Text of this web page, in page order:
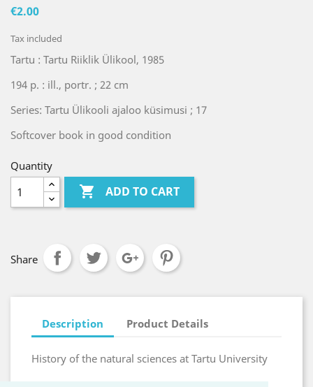
€2.00
Tax included
Tartu : Tartu Riiklik Ülikool, 1985
194 p. : ill., portr. ; 22 cm
Series: Tartu Ülikooli ajaloo küsimusi ; 17
Softcover book in good condition
Quantity
 ADD TO CART
Share
Description Product Details
History of the natural sciences at Tartu University